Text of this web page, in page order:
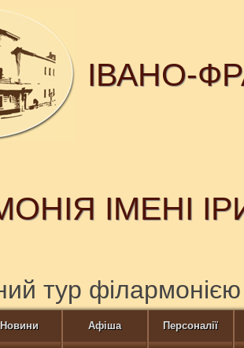
ІВАНО-
ІМЕНІ
тур філармонією
Новини Афіша Персоналії